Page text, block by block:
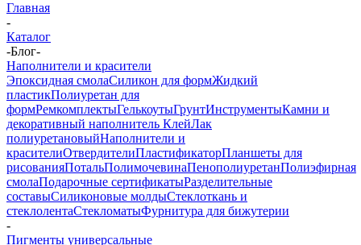
Главная
-
Каталог
-Блог-
Наполнители и красители
Эпоксидная смолаСиликон для формЖидкий
пластикПолиуретан для
формРемкомплектыГелькоутыГрунтИнструментыКамни и
декоративный наполнитель КлейЛак
полиуретановыйНаполнители и
красителиОтвердителиПластификаторПланшеты для
рисованияПотальПолимочевинаПенополиуретанПолиэфирная
смолаПодарочные сертификатыРазделительные
составыСиликоновые молдыСтеклоткань и
стеклолентаСтекломатыФурнитура для бижутерии
-
Пигменты универсальные